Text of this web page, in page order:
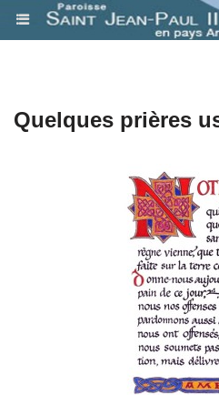
Quelques prières